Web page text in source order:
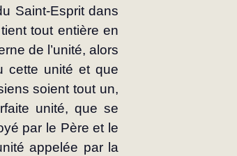
Saint-Esprit dans
tout entière en
de l’unité, alors
cette unité et que
soient tout un,
unité, que se
par le Père et le
appelée par la